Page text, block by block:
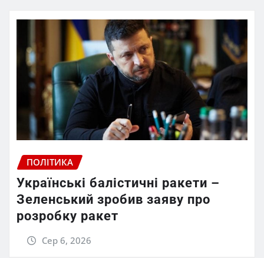
ПОЛІТИКА
Українські балістичні ракети –
Зеленський зробив заяву про
розробку ракет
Сер 6, 2026